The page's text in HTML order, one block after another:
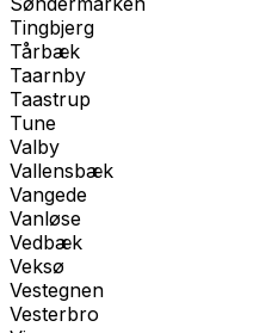
Tingbjerg
Tårbæk
Taarnby
Taastrup
Tune
Valby
Vallensbæk
Vangede
Vanløse
Vedbæk
Veksø
Vestegnen
Vesterbro